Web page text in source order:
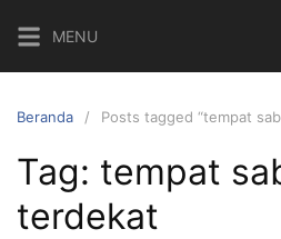
ke
konten
MENU
Beranda Posts tagged “tempat
Tag: tempat
terdekat